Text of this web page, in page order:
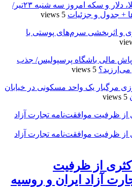
آخرین قیمت طلا، دلار و سکه امروز سه شنبه ۲۳تیر/
+ جدول و جزئیات 5 views
و اثربخشی سرم‌های پوستی با
مالی باشگاه پرسپولیس/ جذب
5 views
مرگبار یک واحد مسکونی در خیابان
5 views
از ظرفیت
آزاد ایران و روسیه